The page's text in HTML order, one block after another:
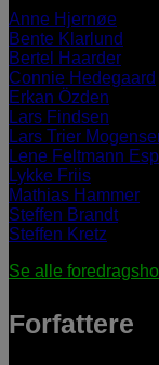
Anne Hjernøe
Bente Klarlund
Bertel Haarder
Connie Hedegaard
Erkan Özden
Lars Findsen
Lars Trier
Lene Feltmann
Lykke Friis
Mathias Hammer
Steffen Brandt
Steffen Kretz
Se alle
Forfattere